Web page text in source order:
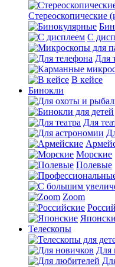
Стереоскопические
С
Для
В кейсе
Бинокли
Для
Морские
Полевые
Zoom
Телескопы
Для